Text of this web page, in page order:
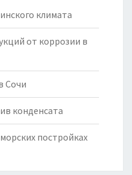
климата
от коррозии в
Сочи
конденсата
постройках